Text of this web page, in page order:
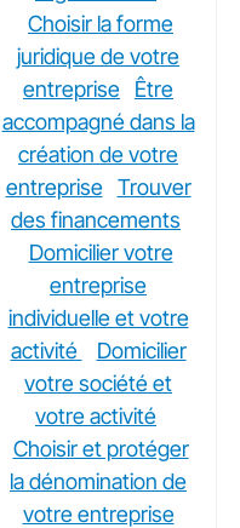
Choisir la forme
juridique de votre
entreprise
Être
accompagné dans la
création de votre
entreprise Trouver
des financements
Domicilier votre
entreprise
individuelle et votre
activité
Domicilier
votre société et
votre activité
Choisir et protéger
la dénomination de
votre entreprise